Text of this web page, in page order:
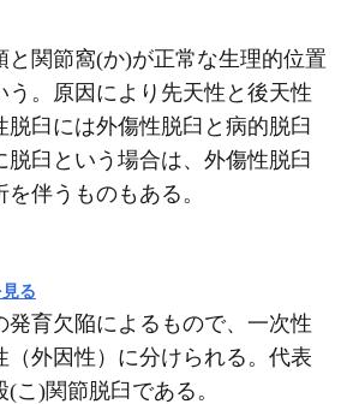
と関節窩(か)が正常な生理的位置
う。原因により先天性と後天性
脱臼には外傷性脱臼と病的脱臼
脱臼という場合は、外傷性脱臼
伴うものもある。
る
発育欠陥によるもので、一次性
（外因性）に分けられる。代表
こ)関節脱臼である。